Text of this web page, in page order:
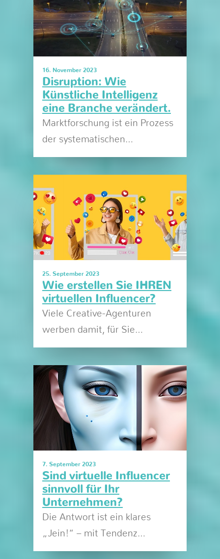
16. November 2023
Disruption: Wie
Künstliche Intelligenz
eine Branche verändert.
Marktforschung ist ein Prozess
der systematischen…
25. September 2023
Wie erstellen Sie IHREN
virtuellen Influencer?
Viele Creative-Agenturen
werben damit, für Sie…
7. September 2023
Sind virtuelle Influencer
sinnvoll für Ihr
Unternehmen?
Die Antwort ist ein klares
„Jein!“ – mit Tendenz…